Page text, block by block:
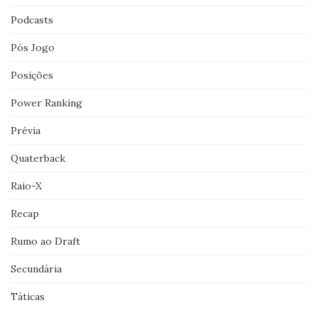
Podcasts
Pós Jogo
Posições
Power Ranking
Prévia
Quaterback
Raio-X
Recap
Rumo ao Draft
Secundária
Táticas